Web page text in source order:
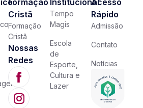
Formação
Cristã
Formação
Cristã
Nossas
Redes
Institucional
Tempo
Magis
Escola
de
Esporte,
Cultura e
Lazer
Acesso
Rápido
Admissão
Contato
Notícias